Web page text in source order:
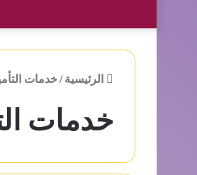
الرئيسية /خدمات
خدمات